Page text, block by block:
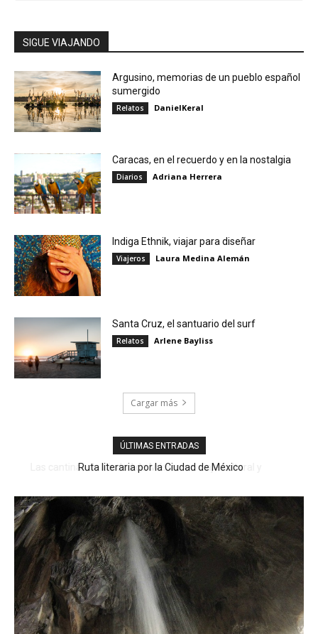
SIGUE VIAJANDO
Argusino, memorias de un pueblo español
sumergido
Relatos DanielKeral
Caracas, en el recuerdo y en la nostalgia
Diarios Adriana Herrera
Indiga Ethnik, viajar para diseñar
Viajeros Laura Medina Alemán
Santa Cruz, el santuario del surf
Relatos Arlene Bayliss
Cargar más
ÚLTIMAS ENTRADAS
Ruta literaria por la Ciudad de México